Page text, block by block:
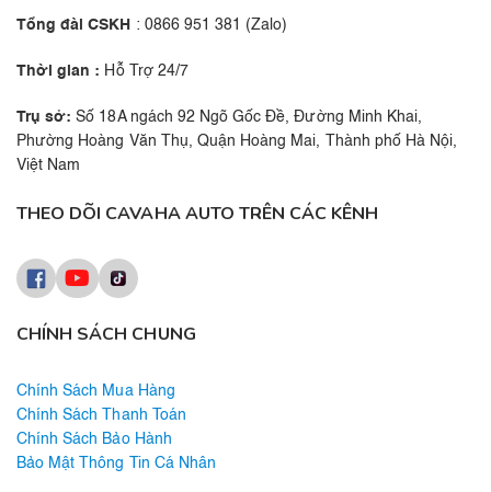
Tổng đài CSKH : 0866 951 381 (Zalo)
Thời gian : Hỗ Trợ 24/7
Trụ sở: Số 18A ngách 92 Ngõ Gốc Đề, Đường Minh Khai,
Phường Hoàng Văn Thụ, Quận Hoàng Mai, Thành phố Hà Nội,
Việt Nam
CHÍNH SÁCH CHUNG
Chính Sách Mua Hàng
Chính Sách Thanh Toán
Chính Sách Bảo Hành
Bảo Mật Thông Tin Cá Nhân
THEO DÕI CAVAHA AUTO TRÊN CÁC KÊNH